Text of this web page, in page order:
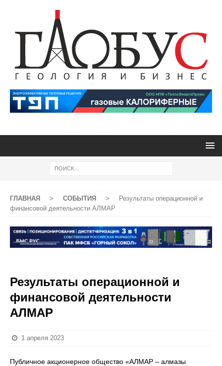
ГЛАВНАЯ > СОБЫТИЯ >
Результаты операционной и
финансовой деятельности АЛМАР
Результаты операционной и
финансовой деятельности
АЛМАР
1 апреля 2023
Публичное акционерное общество «АЛМАР – алмазы